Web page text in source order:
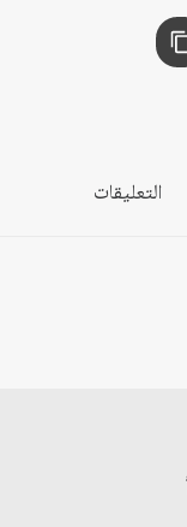
التعليقات